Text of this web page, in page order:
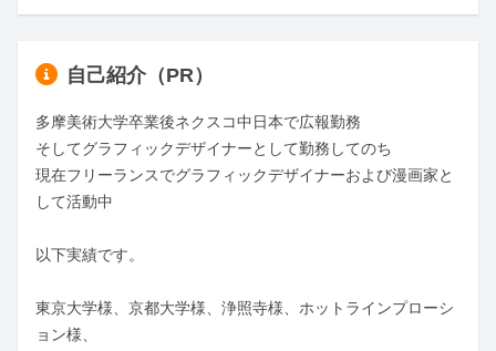
自己紹介（PR）
多摩美術大学卒業後ネクスコ中日本で広報勤務
そしてグラフィックデザイナーとして勤務してのち
現在フリーランスでグラフィックデザイナーおよび漫画家と
して活動中
以下実績です。
東京大学様、京都大学様、浄照寺様、ホットラインプローシ
ョン様、